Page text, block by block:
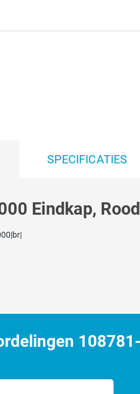
SPECIFICATIES
Eindkap,